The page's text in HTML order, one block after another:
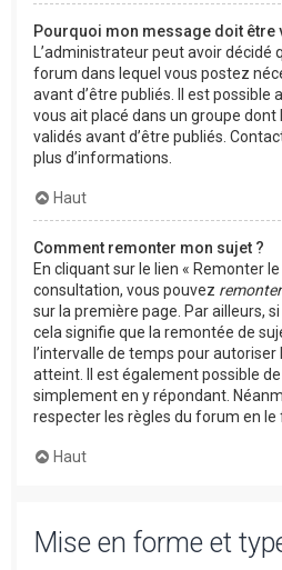
Pourquoi mon message doit être
L’administrateur peut avoir décidé
forum dans lequel vous postez
avant d’être publiés. Il est possible
vous ait placé dans un groupe
validés avant d’être publiés.
plus d’informations.
Haut
Comment remonter mon sujet ?
En cliquant sur le lien « Remonter
consultation, vous pouvez remonter
sur la première page. Par ailleurs,
cela signifie que la remontée de
l’intervalle de temps pour autoriser
atteint. Il est également possible
simplement en y répondant.
respecter les règles du forum en le
Haut
Mise en forme et